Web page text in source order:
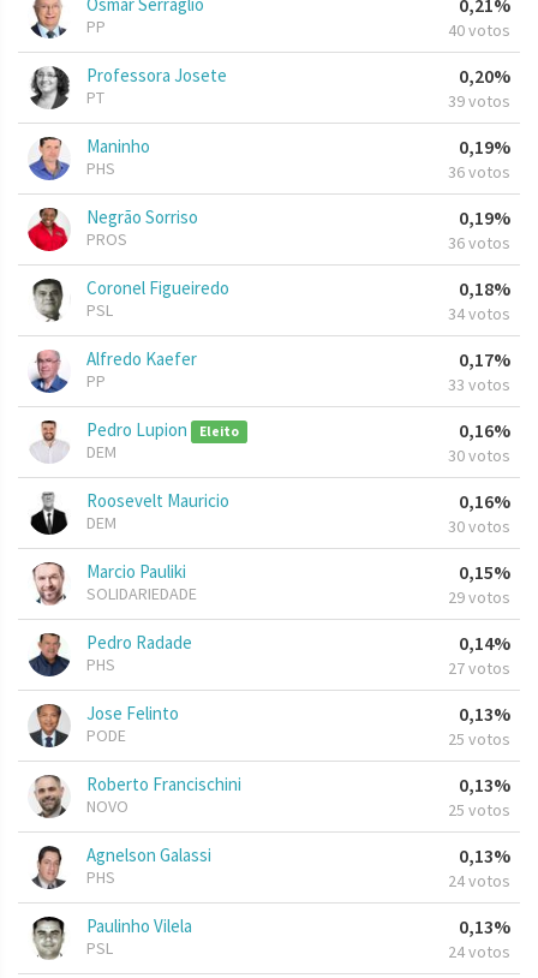
PP
0,21%
40 votos
Professora Josete
PT
0,20%
39 votos
Maninho
PHS
0,19%
36 votos
Negrão Sorriso
PROS
0,19%
36 votos
Coronel Figueiredo
PSL
0,18%
34 votos
Alfredo Kaefer
PP
0,17%
33 votos
Pedro Lupion Eleito
DEM
0,16%
30 votos
Roosevelt Mauricio
DEM
0,16%
30 votos
Marcio Pauliki
SOLIDARIEDADE
0,15%
29 votos
Pedro Radade
PHS
0,14%
27 votos
Jose Felinto
PODE
0,13%
25 votos
Roberto Francischini
NOVO
0,13%
25 votos
Agnelson Galassi
PHS
0,13%
24 votos
Paulinho Vilela
PSL
0,13%
24 votos